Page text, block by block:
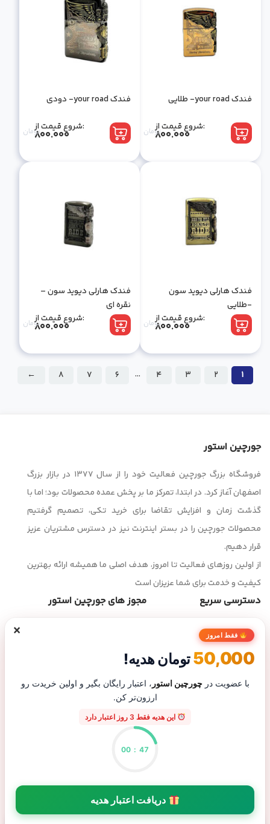
فندک your road- طلایی
شروع قیمت از: تومان800.000
فندک your road- دودی
شروع قیمت از: تومان800.000
فندک هارلی دیوید سون
-طلایی
شروع قیمت از:
تومان800.000
فندک هارلی دیوید سون –
نقره ای
شروع قیمت از:
تومان800.000
1
2
3
4
…
6
7
8
←
جورچین استور
فروشگاه بزرگ جورچین فعالیت خود را از سال ۱۳۷۷ در بازار بزرگ
اصفهان آغاز کرد. در ابتدا، تمرکز ما بر پخش عمده محصولات بود؛ اما با
گذشت زمان و افزایش تقاضا برای خرید تکی، تصمیم گرفتیم
محصولات جورچین را در بستر اینترنت نیز در دسترس مشتریان عزیز
قرار دهیم.
از اولین روزهای فعالیت تا امروز، هدف اصلی ما همیشه ارائه بهترین
کیفیت و خدمت برای شما عزیزان است
دسترسی سریع
صفحه اصلی
فروشگاه
تماس با ما
درباره ما
مجوز های جورچین استور
برو به بالا
× فقط امروز
50,000تومان هدیه!
با عضویت درچورچین استور ، اعتبار رایگان بگیر و اولین خریدت رو
ارزون‌تر کن.
این هدیه فقط 3 روز اعتبار دارد
47
:
00
دریافت اعتبار هدیه